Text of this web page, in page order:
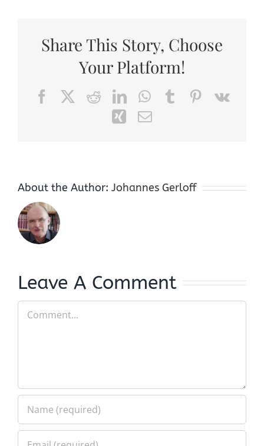
Share This Story, Choose
Your Platform!
FacebookRedditLinkedInWhatsApp
TumblrPinterest
Vk
XingEmail
About the Author: Johannes Gerloff
Leave A Comment
Comment